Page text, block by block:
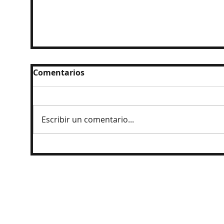
Comentarios
Escribir un comentario...